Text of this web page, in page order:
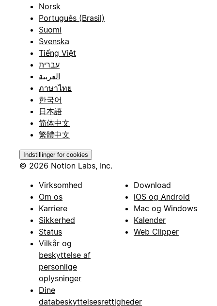
Norsk
Português (Brasil)
Suomi
Svenska
Tiếng Việt
עברית
العربية
ภาษาไทย
한국어
日本語
简体中文
繁體中文
Indstillinger for cookies
© 2026 Notion Labs, Inc.
Virksomhed
Om os
Karriere
Sikkerhed
Status
Vilkår og
beskyttelse af
personlige
oplysninger
Dine
databeskyttelsesrettigheder
Download
iOS og Android
Mac og Windows
Kalender
Web Clipper